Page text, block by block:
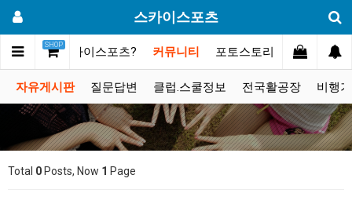
스카이스포츠
SHOP
메인 스카이스포츠? 커뮤니티 포토스토리 동영상갤러
자유게시판 질문답변 클럽.스쿨정보 전국활공장 비행
Total 0 Posts, Now 1 Page